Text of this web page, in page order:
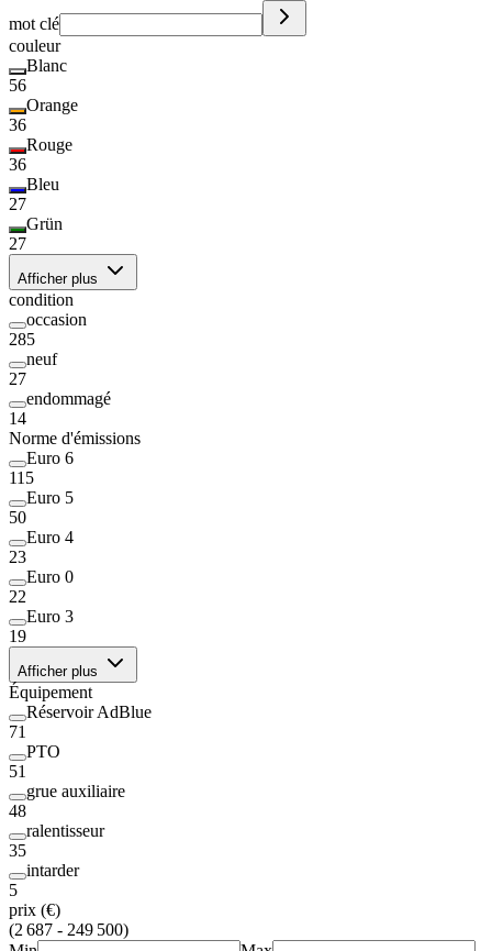
mot clé
couleur
Blanc
56
Orange
36
Rouge
36
Bleu
27
Grün
27
Afficher plus
condition
occasion
285
neuf
27
endommagé
14
Norme d'émissions
Euro 6
115
Euro 5
50
Euro 4
23
Euro 0
22
Euro 3
19
Afficher plus
Équipement
Réservoir AdBlue
71
PTO
51
grue auxiliaire
48
ralentisseur
35
intarder
5
prix (€)
(2 687 - 249 500)